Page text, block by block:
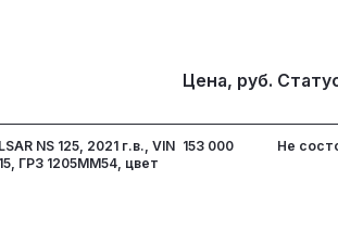
Цена, руб.
NS 125, 2021 г.в., VIN
ГРЗ 1205ММ54, цвет
153 000 Не